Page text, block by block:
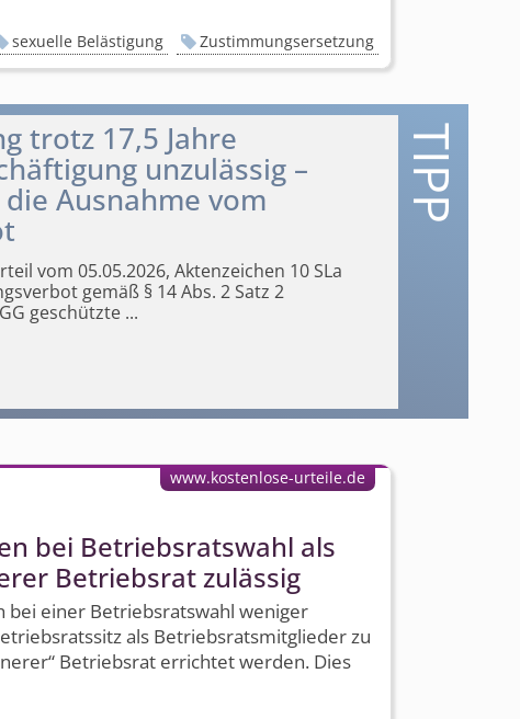
sexuelle Belästigung Zustimmungsersetzung
trotz 17,5 Jahre
unzulässig –
Ausnahme vom
vom 05.05.2026, Aktenzeichen 10 SLa
gemäß § 14 Abs. 2 Satz 2
geschützte...
bei Betriebsratswahl als
Betriebsrat zulässig
bei einer Betriebsratswahl weniger
als Betriebs­rats­mitglieder zu
Betriebsrat errichtet werden. Dies
www.kostenlose-urteile.de